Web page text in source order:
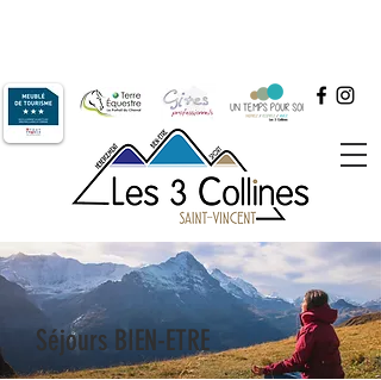
Séjours BIEN-ETRE